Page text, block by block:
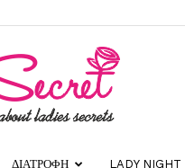
ΔΙΑΤΡΟΦΗ LADY NIGHT